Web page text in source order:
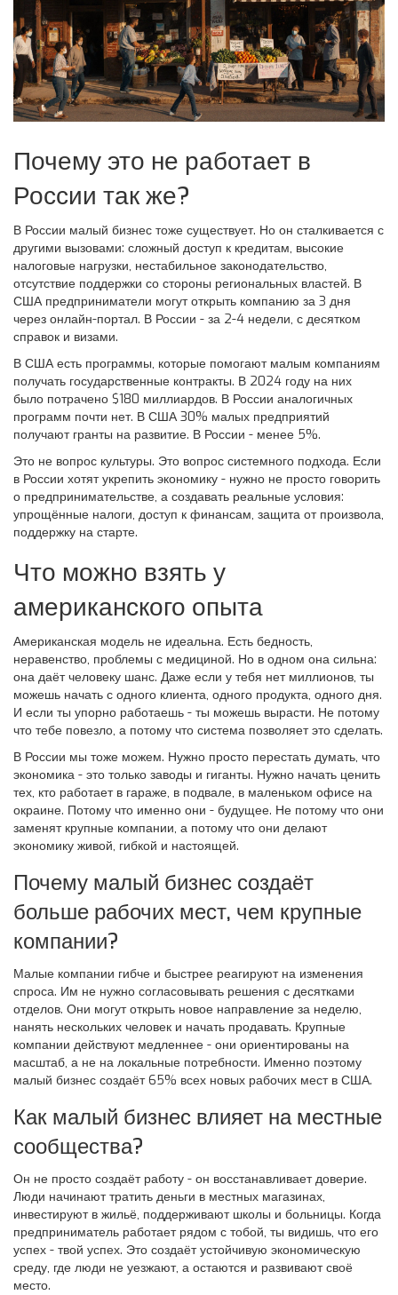
Почему это не работает в
России так же?
В России малый бизнес тоже существует. Но он сталкивается с
другими вызовами: сложный доступ к кредитам, высокие
налоговые нагрузки, нестабильное законодательство,
отсутствие поддержки со стороны региональных властей. В
США предприниматели могут открыть компанию за 3 дня
через онлайн-портал. В России - за 2-4 недели, с десятком
справок и визами.
В США есть программы, которые помогают малым компаниям
получать государственные контракты. В 2024 году на них
было потрачено $180 миллиардов. В России аналогичных
программ почти нет. В США 30% малых предприятий
получают гранты на развитие. В России - менее 5%.
Это не вопрос культуры. Это вопрос системного подхода. Если
в России хотят укрепить экономику - нужно не просто говорить
о предпринимательстве, а создавать реальные условия:
упрощённые налоги, доступ к финансам, защита от произвола,
поддержку на старте.
Что можно взять у
американского опыта
Американская модель не идеальна. Есть бедность,
неравенство, проблемы с медициной. Но в одном она сильна:
она даёт человеку шанс. Даже если у тебя нет миллионов, ты
можешь начать с одного клиента, одного продукта, одного дня.
И если ты упорно работаешь - ты можешь вырасти. Не потому
что тебе повезло, а потому что система позволяет это сделать.
В России мы тоже можем. Нужно просто перестать думать, что
экономика - это только заводы и гиганты. Нужно начать ценить
тех, кто работает в гараже, в подвале, в маленьком офисе на
окраине. Потому что именно они - будущее. Не потому что они
заменят крупные компании, а потому что они делают
экономику живой, гибкой и настоящей.
Почему малый бизнес создаёт
больше рабочих мест, чем крупные
компании?
Малые компании гибче и быстрее реагируют на изменения
спроса. Им не нужно согласовывать решения с десятками
отделов. Они могут открыть новое направление за неделю,
нанять нескольких человек и начать продавать. Крупные
компании действуют медленнее - они ориентированы на
масштаб, а не на локальные потребности. Именно поэтому
малый бизнес создаёт 65% всех новых рабочих мест в США.
Как малый бизнес влияет на местные
сообщества?
Он не просто создаёт работу - он восстанавливает доверие.
Люди начинают тратить деньги в местных магазинах,
инвестируют в жильё, поддерживают школы и больницы. Когда
предприниматель работает рядом с тобой, ты видишь, что его
успех - твой успех. Это создаёт устойчивую экономическую
среду, где люди не уезжают, а остаются и развивают своё
место.